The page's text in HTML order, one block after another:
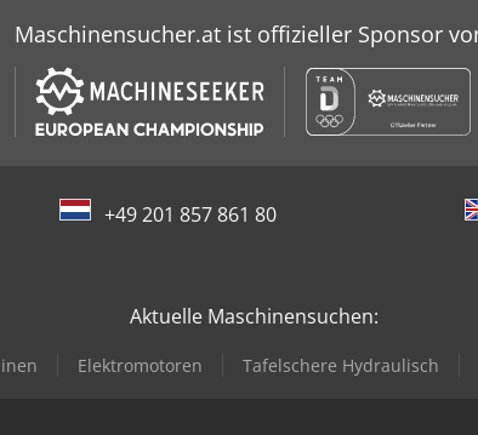
Maschinensucher.at ist offizieller Sponsor
+49 201 857 861 80
Aktuelle Maschinensuchen:
Elektromotoren Tafelschere Hydraulisch